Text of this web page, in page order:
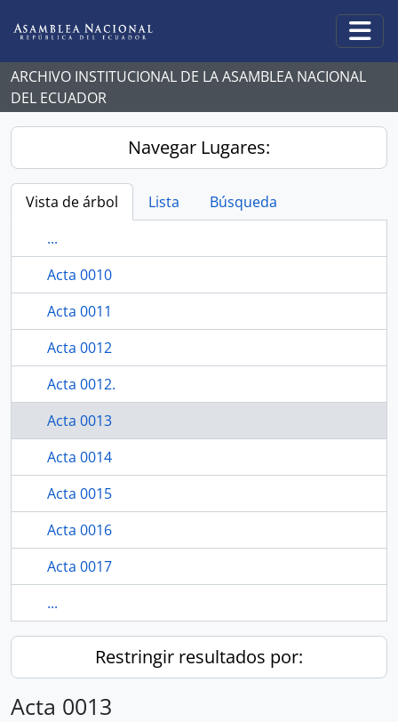
ARCHIVO INSTITUCIONAL DE LA ASAMBLEA NACIONAL
DEL ECUADOR
Navegar Lugares:
Vista de árbol Lista
Búsqueda
...
Acta 0010
Acta 0011
Acta 0012
Acta 0012.
Acta 0013
Acta 0014
Acta 0015
Acta 0016
Acta 0017
...
Restringir resultados por:
Acta 0013